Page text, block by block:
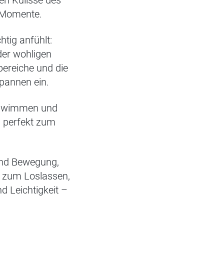
anfühlt:
wohligen
und die
ein.
und
perfekt zum
Bewegung,
Loslassen,
Leichtigkeit –